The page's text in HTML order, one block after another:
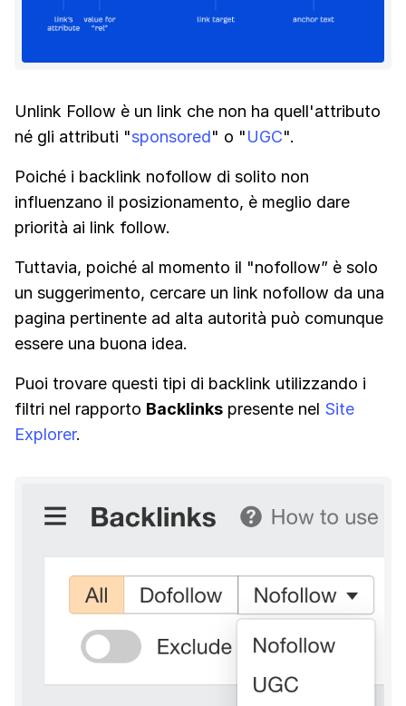
Unlink Follow è un link che non ha quell'attributo
né gli attributi "sponsored" o "UGC".
Poiché i backlink nofollow di solito non
influenzano il posizionamento, è meglio dare
priorità ai link follow.
Tuttavia, poiché al momento il "nofollow” è solo
un suggerimento, cercare un link nofollow da una
pagina pertinente ad alta autorità può comunque
essere una buona idea.
Puoi trovare questi tipi di backlink utilizzando i
filtri nel rapporto Backlinks presente nel Site
Explorer.